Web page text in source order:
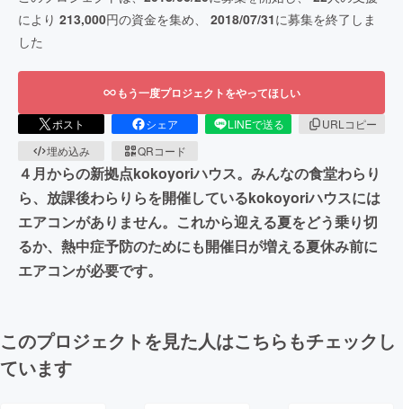
により 213,000円の資金を集め、 2018/07/31に募集を終了しま
した
もう一度プロジェクトをやってほしい
ポスト シェア LINEで送る
URLコピー
埋め込み
QRコード
４月からの新拠点kokoyoriハウス。みんなの食堂わらり
ら、放課後わらりらを開催しているkokoyoriハウスには
エアコンがありません。これから迎える夏をどう乗り切
るか、熱中症予防のためにも開催日が増える夏休み前に
エアコンが必要です。
このプロジェクトを見た人はこちらもチェックし
ています